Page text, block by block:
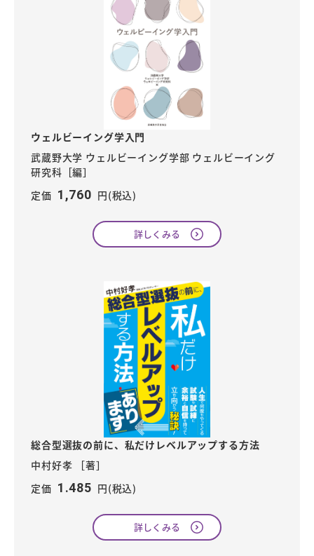
ウェルビーイング学入門
武蔵野大学 ウェルビーイング学部 ウェルビーイング
研究科［編］
定価 1,760 円(税込)
詳しくみる
総合型選抜の前に、私だけレベルアップする方法
中村好孝 ［著］
定価 1.485 円(税込)
詳しくみる